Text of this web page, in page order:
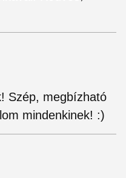
Szép, megbízható
mindenkinek! :)